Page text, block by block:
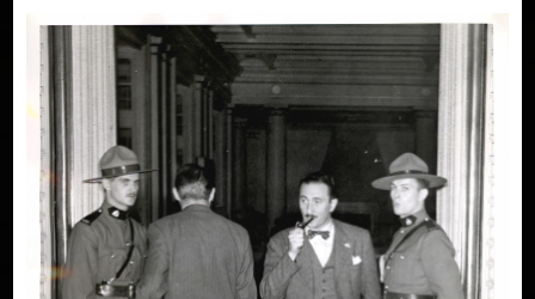
Personnes Lieux Événements